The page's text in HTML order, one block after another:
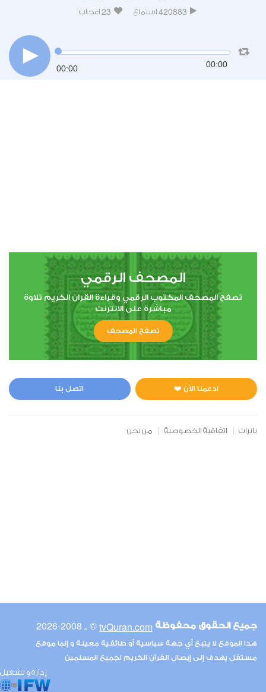
420883 استماع 23 اعجاب
00:00 00:00
المصحف الرقمي
تصفح المصحف المكتوب الرقمي وقراءة القران الكريم تلاوة
مباشرة على الانترنت
تصفح المصحف
ادعمنا الآن ❤️ اتصل بنا
بانرات اتفاقية الخصوصية من نحن
جميع الحقوق محفوظة tvQuran.com© ـ 2008-2026
هذا الموقع لا يتبع أي جهة سياسية أو طائفية معينة و إنما موقع
مستقل يهدف إلى إيصال القرآن الكريم لجميع المسلمين
إدارة و تشغيل